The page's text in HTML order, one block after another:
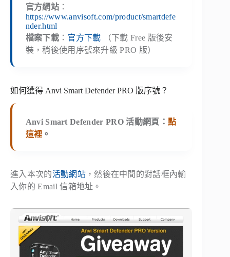
官方網站：
https://www.anvisoft.com/product/smartdefe
nder.html
檔案下載： 官方下載 （下載 Free 版後安
裝，稍後使用序號來升級 PRO 版）
如何獲得 Anvi Smart Defender PRO 版序號？
Anvi Smart Defender PRO 活動網頁 ： 點
這裡 。
進入本次的活動網站，然後在中間的對話框內輸
入你的 Email 信箱地址。